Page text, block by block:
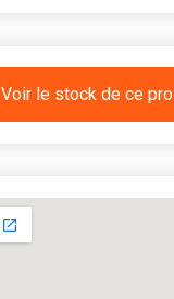
Voir le stock de ce pro